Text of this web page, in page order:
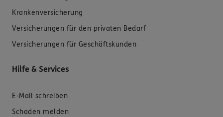
Krankenversicherung
Versicherungen für den privaten Bedarf
Versicherungen für Geschäftskunden
Hilfe & Services
E-Mail schreiben
Schaden melden